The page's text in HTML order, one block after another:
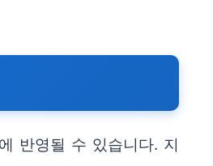
반영될 수 있습니다. 지